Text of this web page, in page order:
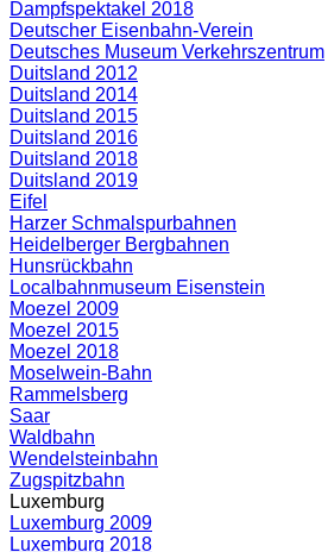
Dampfspektakel 2018
Deutscher Eisenbahn-Verein
Deutsches Museum Verkehrszentrum
Duitsland 2012
Duitsland 2014
Duitsland 2015
Duitsland 2016
Duitsland 2018
Duitsland 2019
Eifel
Harzer Schmalspurbahnen
Heidelberger Bergbahnen
Hunsrückbahn
Localbahnmuseum Eisenstein
Moezel 2009
Moezel 2015
Moezel 2018
Moselwein-Bahn
Rammelsberg
Saar
Waldbahn
Wendelsteinbahn
Zugspitzbahn
Luxemburg
Luxemburg 2009
Luxemburg 2018